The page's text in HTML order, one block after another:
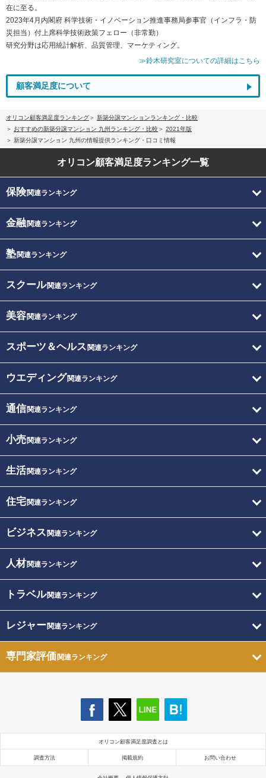
在に至る。
2023年4月内閣府 科学技術・イノベーション推進事務局参事官（インフラ・防
災担当）付上席科学技術政策フェロー（非常勤）
研究分野は応用統計解析、品質管理、マーケティング。
≫鈴木研究室についての詳細はこちら
顧客満足度について
オリコン顧客満足度ランキング
新築分譲マンションランキング・比較
おすすめの新築分譲マンション 九州ランキング・比較
2021年版
新築分譲マンション 九州の情報提供ランキング・口コミ情報
オリコン顧客満足度ランキング一覧
保険関連ランキング
金融関連ランキング
塾関連ランキング
スクール関連ランキング
美容関連ランキング
スポーツ＆ヘルス 関連ランキング
ウエディング関連ランキング
通信関連ランキング
小売関連ランキング
生活関連ランキング
住宅関連ランキング
ビジネス 関連ランキング
人材関連ランキング
トラベル関連ランキング
レジャー関連ランキング
専門家評価関連ランキング
オリコン顧客満足度調査とは
調査方法 掲載規約 お問い合わせ